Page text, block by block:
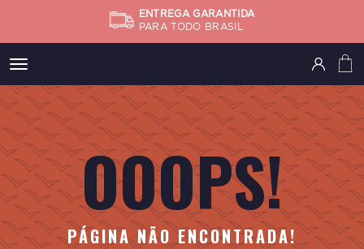
ENTREGA GARANTIDA
PARA TODO BRASIL
OOOPS!
PÁGINA NÃO ENCONTRADA!